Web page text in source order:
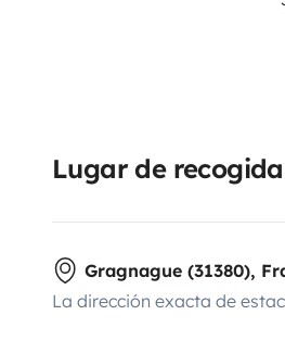
Lugar de recogida
Gragnague (31380),
La dirección exacta de